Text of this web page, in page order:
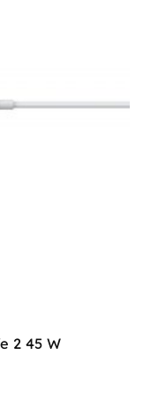
2 45 W